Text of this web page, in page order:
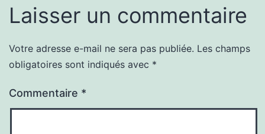
Laisser un commentaire
Votre adresse e-mail ne sera pas publiée. Les champs
obligatoires sont indiqués avec *
Commentaire *